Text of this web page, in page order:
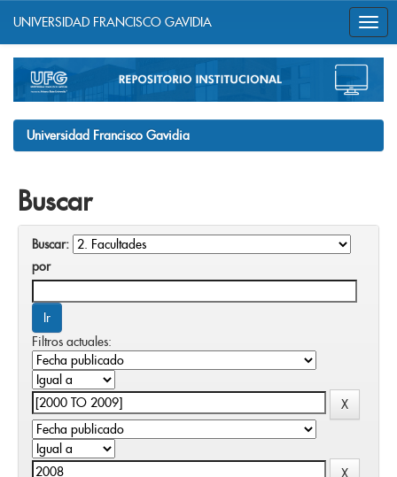
navigation
UNIVERSIDAD FRANCISCO GAVIDIA
Universidad Francisco Gavidia
Buscar
Buscar:
por
Filtros actuales: